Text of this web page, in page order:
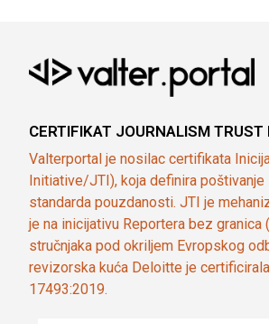
CERTIFIKAT JOURNALISM TRUST
Valterportal je nosilac certifikata
Initiative/JTI), koja definira
standarda pouzdanosti. JTI je
je na inicijativu Reportera bez
stručnjaka pod okriljem Evropskog
revizorska kuća Deloitte je
17493:2019.